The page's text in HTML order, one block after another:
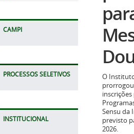
CAMPI
PROCESSOS SELETIVOS
INSTITUCIONAL
O
Sensu da
previsto
2026.